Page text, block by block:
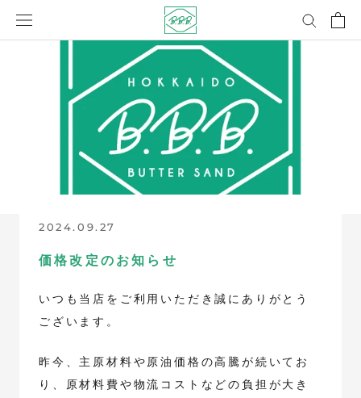
テ
2024.09.27
価格改定のお知らせ
いつも当店をご利用いただき誠にありがとう
ございます。
昨今、主原材料や原油価格の高騰が続いてお
り、原材料費や物流コストなどの負担が大き